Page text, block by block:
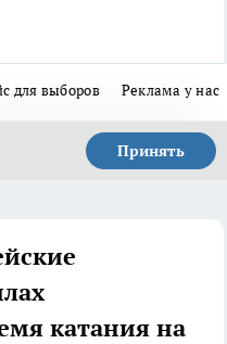
для выборов Реклама у нас
Принять
катания на